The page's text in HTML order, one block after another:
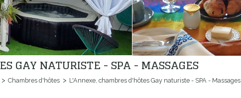
GAY NATURISTE - SPA - MASSAGES
Chambres d'hôtes L'Annexe, chambres d'hôtes Gay naturiste - SPA - Massages